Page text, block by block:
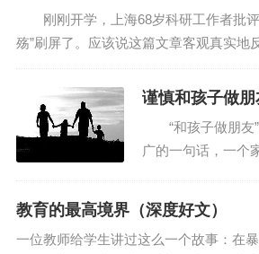
刚刚开学，上海68岁科研工作者批评
殇”刷屏了。应该说这篇文章客观真实地
历，心态，以及中国教育存在的一些问
家长刚刚经历了一次备受煎熬的升学折...
谨慎和孩子做
是孩子
“和孩子做朋友”
广的一句话，一个
些家长，甚至就不
原因有二，第一
教育的最高境界（深度好文）
一位教师给学生讲过这么一个故事：在